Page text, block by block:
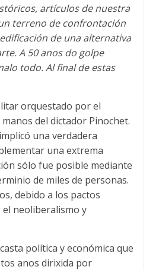
, artículos de nuestra
terreno de confrontación
de una alternativa
. A 50 anos do golpe
todo.Al final de estas
orquestado por el
del dictador Pinochet.
una verdadera
una extrema
sólo fue posible mediante
de miles de personas.
, debido a los pactos
neoliberalismo y
política y económica que
anos dirixida por